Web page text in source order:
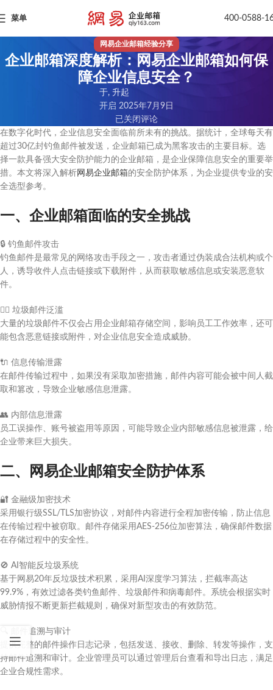
菜单 400-0588-
网易企业邮箱经验分享
企业邮箱深度解析：网易企业邮箱如何保
障企业信息安全？
于, 升起
开启 2025年7月9日
已关闭评论
在数字化时代，企业信息安全面临前所未有的挑战。据统计，全球每天有
超过30亿封钓鱼邮件被发送，企业邮箱已成为黑客攻击的主要目标。选
择一款具备强大安全防护能力的企业邮箱，是企业保障信息安全的重要举
措。本文将深入解析网易企业邮箱的安全防护体系，为企业提供专业的安
全选型参考。
一、企业邮箱面临的安全挑战
🔒 钓鱼邮件攻击
钓鱼邮件是最常见的网络攻击手段之一，攻击者通过伪装成合法机构或个
人，诱导收件人点击链接或下载附件，从而获取敏感信息或安装恶意软
件。
🐱‍🏍 垃圾邮件泛滥
大量的垃圾邮件不仅会占用企业邮箱存储空间，影响员工工作效率，还可
能包含恶意链接或附件，对企业信息安全造成威胁。
🔌 信息传输泄露
在邮件传输过程中，如果没有采取加密措施，邮件内容可能会被中间人截
取和篡改，导致企业敏感信息泄露。
👥 内部信息泄露
员工误操作、账号被盗用等原因，可能导致企业内部敏感信息被泄露，给
企业带来巨大损失。
二、网易企业邮箱安全防护体系
🔐 金融级加密技术
采用银行级SSL/TLS加密协议，对邮件内容进行全程加密传输，防止信息
在传输过程中被窃取。邮件存储采用AES-256位加密算法，确保邮件数据
在存储过程中的安全性。
🚫 AI智能反垃圾系统
基于网易20年反垃圾技术积累，采用AI深度学习算法，拦截率高达
99.9%，有效过滤各类钓鱼邮件、垃圾邮件和病毒邮件。系统会根据实时
威胁情报不断更新拦截规则，确保对新型攻击的有效防范。
邮件追溯与审计
提供完整的邮件操作日志记录，包括发送、接收、删除、转发等操作，支
持邮件追溯和审计。企业管理员可以通过管理后台查看和导出日志，满足
企业合规性需求。